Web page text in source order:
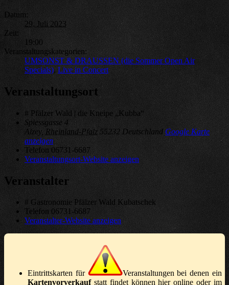
Datum:
29. Juli 2023
Zeit:
19:00
Veranstaltungskategorien:
UMSONST & DRAUSSEN (die Sommer Open Air
Specials), Live in Concert
Veranstaltungsort
# Pfälzer Wald | die Kneipe „Kubba“
Spiessgasse 4
Alzey, Rheinland-Pfalz 55232 Deutschland Google Karte
anzeigen
Telefon 06731-6687
Veranstaltungsort-Website anzeigen
Veranstalter
# Gastronomie Pfälzer Wald Kubatschek
Telefon 06731-6687
Veranstalter-Website anzeigen
Eintrittskarten für
Veranstaltungen bei denen ein
Kartenvorverkaufstatt findet können hier online oder im